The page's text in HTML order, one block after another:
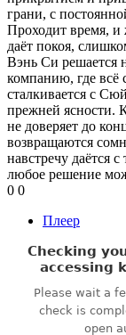
грани, с
Проходит время, и
даёт покоя,
Вэнь Си решается
компанию, где всё
сталкивается с
прежней ясности.
не доверяет до
возвращаются
навстречу даётся
любое решение
0 0
Плеер